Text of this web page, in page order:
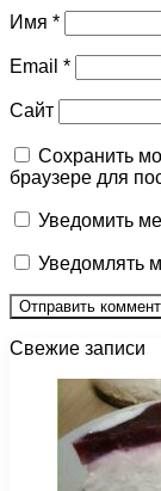
Имя *
Email *
Сайт
Сохранить
браузере для
Уведомить
Уведомлять
Свежие записи